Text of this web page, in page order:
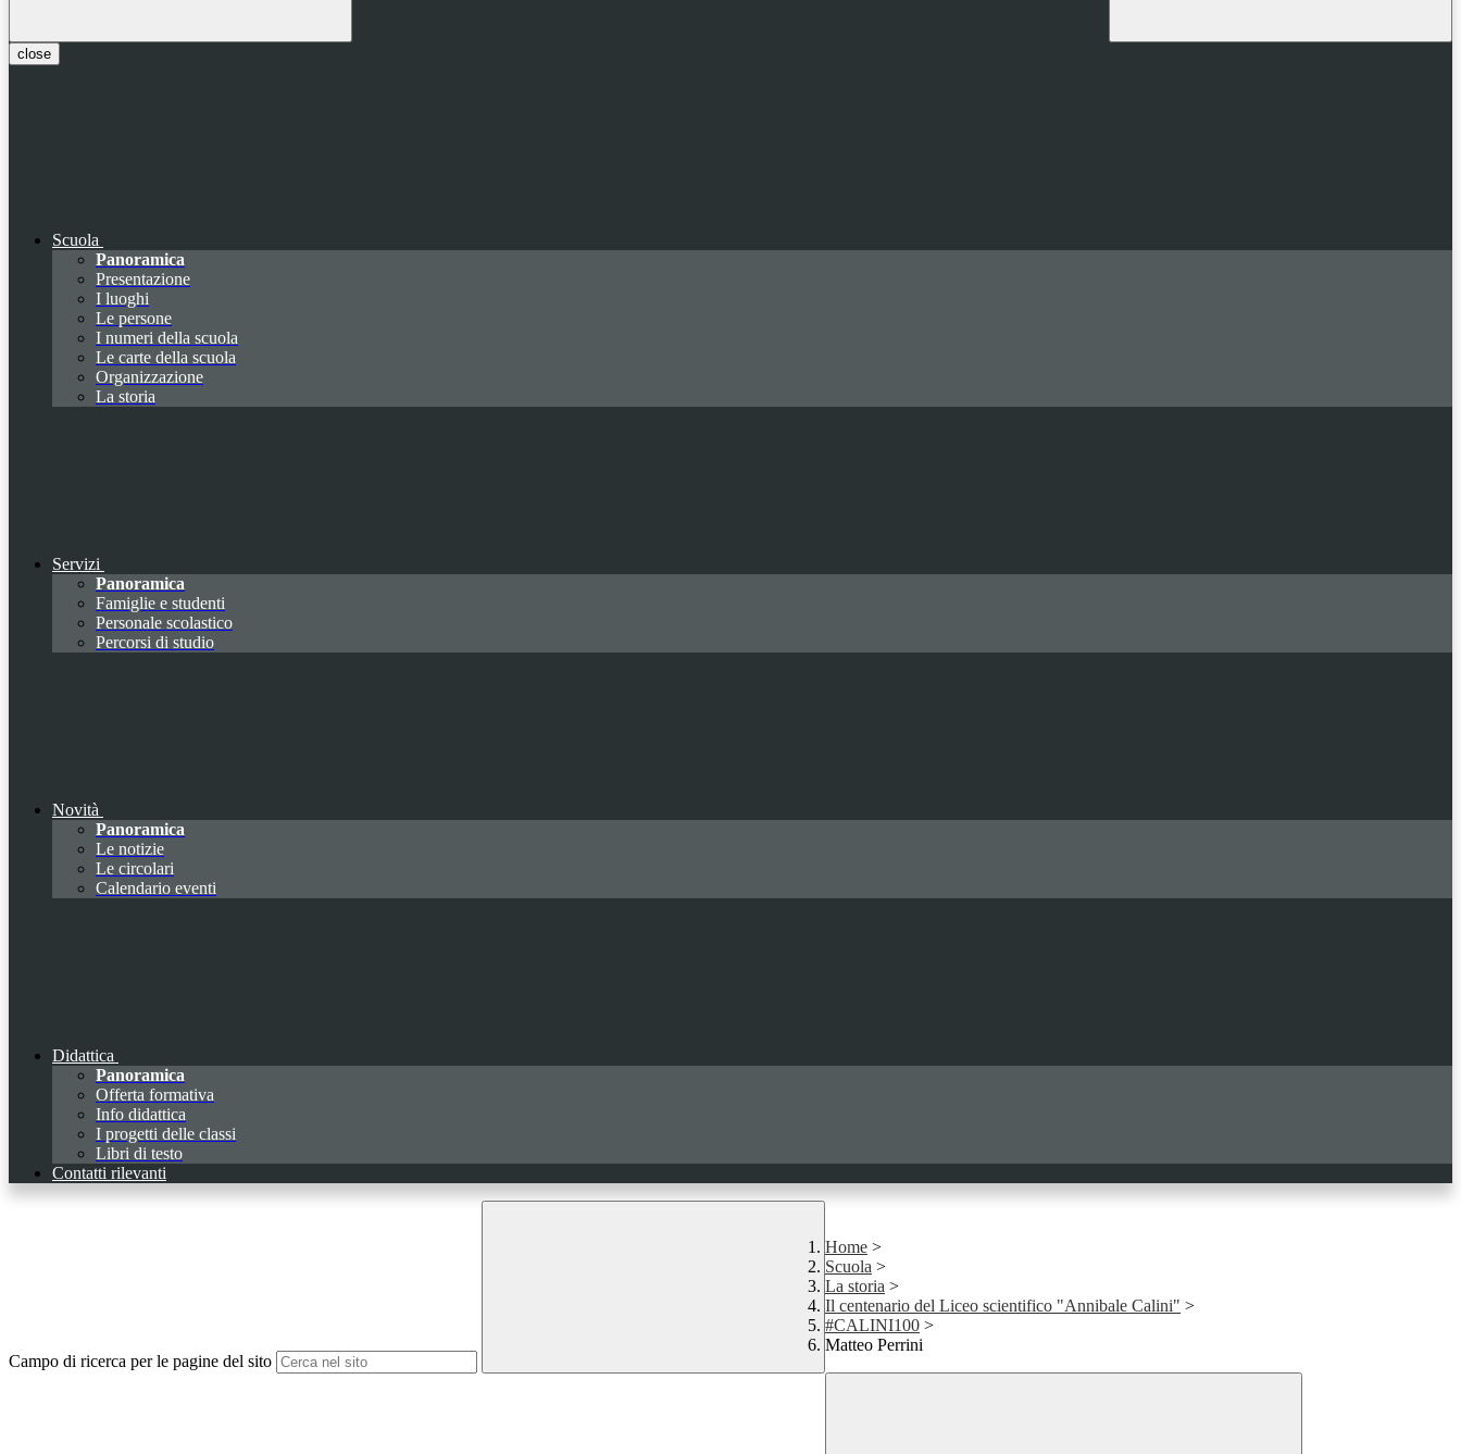
close
Scuola
Panoramica
Presentazione
I luoghi
Le persone
I numeri della scuola
Le carte della scuola
Organizzazione
La storia
Servizi
Panoramica
Famiglie e studenti
Personale scolastico
Percorsi di studio
Novità
Panoramica
Le notizie
Le circolari
Calendario eventi
Didattica
Panoramica
Offerta formativa
Info didattica
I progetti delle classi
Libri di testo
Contatti rilevanti
Campo di ricerca per le pagine del sito
Home >
Scuola >
La storia >
Il centenario del Liceo scientifico "Annibale Calini" >
#CALINI100 >
Matteo Perrini